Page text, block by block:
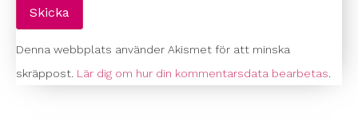
Denna webbplats använder Akismet för att minska
skräppost. Lär dig om hur din kommentarsdata bearbetas.